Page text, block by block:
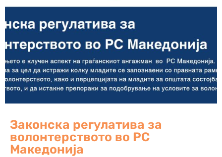
Законска регулатива за
волонтерството во РС
Македонија